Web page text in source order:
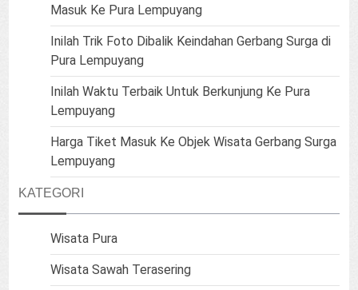
Masuk Ke Pura Lempuyang
Inilah Trik Foto Dibalik Keindahan Gerbang Surga di
Pura Lempuyang
Inilah Waktu Terbaik Untuk Berkunjung Ke Pura
Lempuyang
Harga Tiket Masuk Ke Objek Wisata Gerbang Surga
Lempuyang
KATEGORI
Wisata Pura
Wisata Sawah Terasering